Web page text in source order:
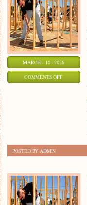
MARCH - 10 - 2026
COMMENTS OFFON
POSTED BY ADMIN